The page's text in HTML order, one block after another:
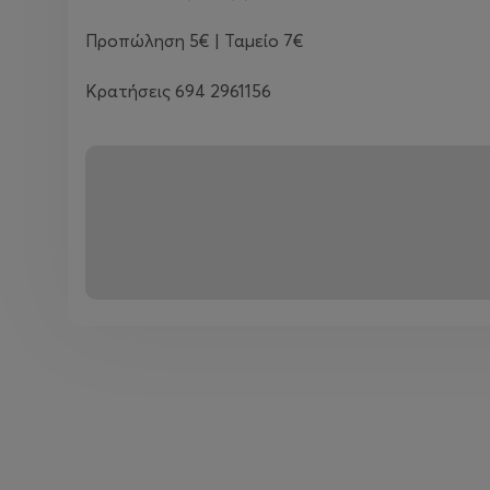
Προπώληση 5€ | Ταμείο 7€
Κρατήσεις 694 2961156